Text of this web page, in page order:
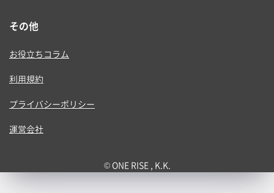
その他
お役立ちコラム
利用規約
プライバシーポリシー
運営会社
© ONE RISE , K.K.